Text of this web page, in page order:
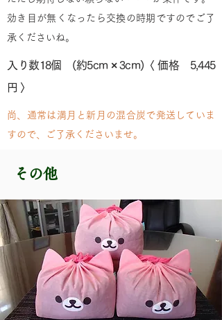
効き目が無くなったら交換の時期ですのでご了
承くださいね。
入り数18個 (約5cm × 3cm)〈 価格 5,445
円 〉
尚、通常は満月と新月の混合炭で発送していま
すので、ご了承くださいませ。
その他